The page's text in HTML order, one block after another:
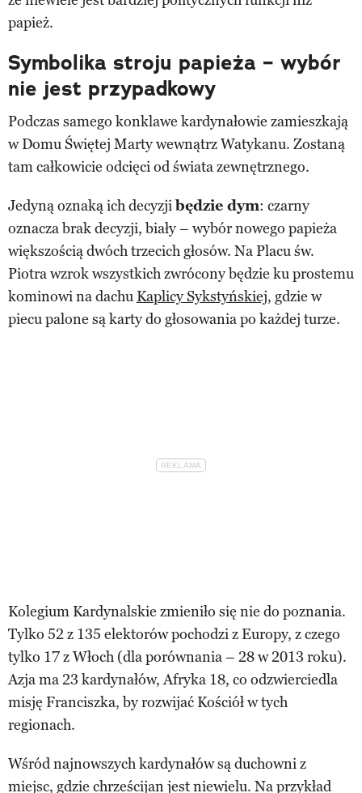
papież.
Symbolika stroju papieża – wybór
nie jest przypadkowy
Podczas samego konklawe kardynałowie zamieszkają
w Domu Świętej Marty wewnątrz Watykanu. Zostaną
tam całkowicie odcięci od świata zewnętrznego.
Jedyną oznaką ich decyzjibędzie dym: czarny
oznacza brak decyzji, biały – wybór nowego papieża
większością dwóch trzecich głosów. Na Placu św.
Piotra wzrok wszystkich zwrócony będzie ku prostemu
kominowi na dachu Kaplicy Sykstyńskiej, gdzie w
piecu palone są karty do głosowania po każdej turze.
Kolegium Kardynalskie zmieniło się nie do poznania.
Tylko 52 z 135 elektorów pochodzi z Europy, z czego
tylko 17 z Włoch (dla porównania – 28 w 2013 roku).
Azja ma 23 kardynałów, Afryka 18, co odzwierciedla
misję Franciszka, by rozwijać Kościół w tych
regionach.
Wśród najnowszych kardynałów są duchowni z
miejsc, gdzie chrześcijan jest niewielu. Na przykład